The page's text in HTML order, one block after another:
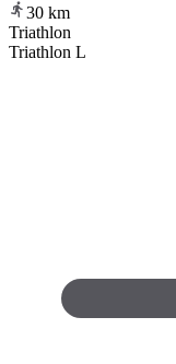
30 km
Triathlon
Triathlon L